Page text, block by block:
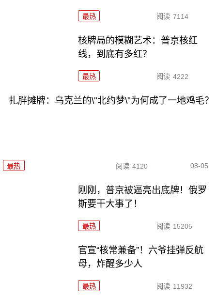
最热 阅读 7114
核牌局的模糊艺术：普京核红
线，到底有多红？
最热 阅读 4222
扎胖摊牌：乌克兰的\"北约梦\"为何成了一地鸡毛？
最热 阅读 4120 08-05
刚刚，普京被逼亮出底牌！俄罗
斯要干大事了！
最热 阅读 15205
官宣“核常兼备”！六爷挂弹反航
母，炸醒多少人
最热 阅读 11932